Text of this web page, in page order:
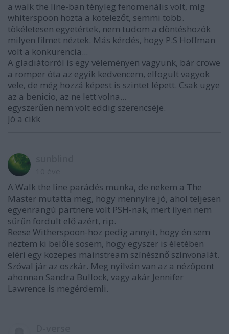
a walk the line-ban tényleg fenomenális volt, míg
whiterspoon hozta a kötelezőt, semmi több.
tökéletesen egyetértek, nem tudom a döntéshozók
milyen filmet néztek. Más kérdés, hogy P.S Hoffman
volt a konkurencia...
A gladiátorról is egy véleményen vagyunk, bár crowe
a romper óta az egyik kedvencem, elfogult vagyok
vele, de még hozzá képest is szintet lépett. Csak ugye
az a benicio, az ne lett volna...
egyszerűen nem volt eddig szerencséje.
Jó a cikk
A Walk the line parádés munka, de nekem a The
Master mutatta meg, hogy mennyire jó, ahol teljesen
egyenrangú partnere volt PSH-nak, mert ilyen nem
sűrűn fordult elő azért, rip.
Reese Witherspoon-hoz pedig annyit, hogy én sem
néztem ki belőle sosem, hogy egyszer is életében
eléri egy közepes mainstream színésznő színvonalát.
Szóval jár az oszkár. Meg nyilván van az a nézőpont
ahonnan Sandra Bullock, vagy akár Jennifer
Lawrence is megérdemli.